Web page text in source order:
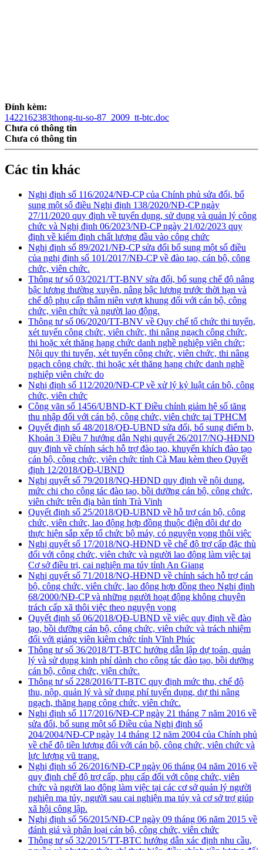
Đính kèm:
1422162383thong-tu-so-87_2009_tt-btc.doc
Chưa có thông tin
Chưa có thông tin
Các tin khác
Nghị định số 116/2024/NĐ-CP của Chính phủ sửa đổi, bổ
sung một số điều Nghị định 138/2020/NĐ-CP ngày
27/11/2020 quy định về tuyển dụng, sử dụng và quản lý công
chức và Nghị định 06/2023/NĐ-CP ngày 21/02/2023 quy
định về kiểm định chất lượng đầu vào công chức
Nghị định số 89/2021/NĐ-CP sửa đổi bổ sung một số điều
của nghị định số 101/2017/NĐ-CP về đào tạo, cán bộ, công
chức, viên chức.
Thông tư số 03/2021/TT-BNV sửa đổi, bổ sung chế độ nâng
bậc lương thường xuyên, nâng bậc lương trước thời hạn và
chế độ phụ cấp thâm niên vượt khung đối với cán bộ, công
chức, viên chức và người lao động.
Thông tư số 06/2020/TT-BNV về Quy chế tổ chức thi tuyển,
xét tuyển công chức, viên chức, thi nâng ngạch công chức,
thi hoặc xét thăng hạng chức danh nghề nghiệp viên chức;
Nội quy thi tuyển, xét tuyển công chức, viên chức, thi nâng
ngạch công chức, thi hoặc xét thăng hạng chức danh nghề
nghiệp viên chức do
Nghị định số 112/2020/NĐ-CP về xử lý kỷ luật cán bộ, công
chức, viên chức
Công văn số 1456/UBND-KT Điều chỉnh giảm hệ số tăng
thu nhập đối với cán bộ, công chức, viên chức tại TPHCM
Quyết định số 48/2018/QĐ-UBND sửa đổi, bổ sung điểm b,
Khoản 3 Điều 7 hướng dẫn Nghị quyết 26/2017/NQ-HĐND
quy định về chính sách hỗ trợ đào tạo, khuyến khích đào tạo
cán bộ, công chức, viên chức tỉnh Cà Mau kèm theo Quyết
định 12/2018/QĐ-UBND
Nghị quyết số 79/2018/NQ-HĐND quy định về nội dung,
mức chi cho công tác đào tạo, bồi dưỡng cán bộ, công chức,
viên chức trên địa bàn tỉnh Trà Vinh
Quyết định số 25/2018/QĐ-UBND về hỗ trợ cán bộ, công
chức, viên chức, lao động hợp đồng thuộc điện dôi dư do
thực hiện sắp xếp tổ chức bộ máy, có nguyện vọng thôi việc
Nghị quyết số 17/2018/NQ-HĐND về chế độ trợ cấp đặc thù
đối với công chức, viên chức và người lao động làm việc tại
Cơ sở điều trị, cai nghiện ma túy tỉnh An Giang
Nghị quyết số 71/2018/NQ-HĐND về chính sách hỗ trợ cán
bộ, công chức, viên chức, lao động hợp đồng theo Nghị định
68/2000/NĐ-CP và những người hoạt động không chuyên
trách cấp xã thôi việc theo nguyện vọng
Quyết định số 06/2018/QĐ-UBND về việc quy định về đào
tạo, bồi dưỡng cán bộ, công chức, viên chức và trách nhiệm
đối với giảng viên kiêm chức tỉnh Vĩnh Phúc
Thông tư số 36/2018/TT-BTC hướng dẫn lập dự toán, quản
lý và sử dụng kinh phí dành cho công tác đào tạo, bồi dưỡng
cán bộ, công chức, viên chức.
Thông tư số 228/2016/TT-BTC quy định mức thu, chế độ
thu, nộp, quản lý và sử dụng phí tuyển dụng, dự thi nâng
ngạch, thăng hạng công chức, viên chức.
Nghị định số 117/2016/NĐ-CP ngày 21 tháng 7 năm 2016 về
sửa đổi, bổ sung một số Điều của Nghị định số
204/2004/NĐ-CP ngày 14 tháng 12 năm 2004 của Chính phủ
về chế độ tiền lương đối với cán bộ, công chức, viên chức và
lực lượng vũ trang.
Nghị định số 26/2016/NĐ-CP ngày 06 tháng 04 năm 2016 về
quy định chế độ trợ cấp, phụ cấp đối với công chức, viên
chức và người lao động làm việc tại các cơ sở quản lý người
nghiện ma túy, người sau cai nghiện ma túy và cơ sở trợ giúp
xã hội công lập.
Nghị định số 56/2015/NĐ-CP ngày 09 tháng 06 năm 2015 về
đánh giá và phân loại cán bộ, công chức, viên chức
Thông tư số 32/2015/TT-BTC hướng dẫn xác định nhu cầu,